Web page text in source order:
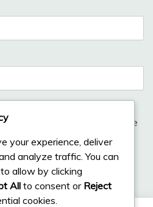
website in this browser for the
your experience, deliver
analyze traffic. You can
allow by clicking
All to consent or Reject
cookies.